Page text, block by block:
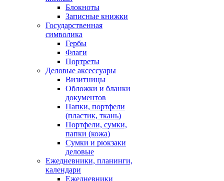
Блокноты
Записные книжки
Государственная
символика
Гербы
Флаги
Портреты
Деловые аксессуары
Визитницы
Обложки и бланки
документов
Папки, портфели
(пластик, ткань)
Портфели, сумки,
папки (кожа)
Сумки и рюкзаки
деловые
Ежедневники, планинги,
календари
Ежедневники